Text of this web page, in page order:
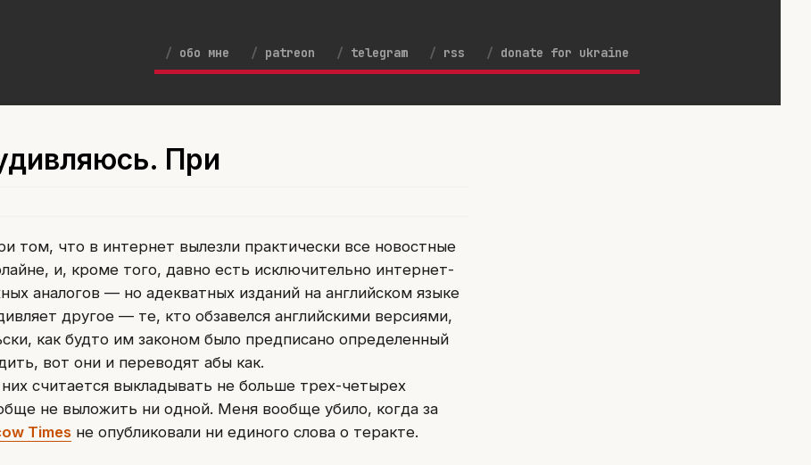
обо мне patreon telegram rss donate for ukraine
При
том, что в интернет вылезли практически все новостные
и, кроме того, давно есть исключительно интернет-
аналогов — но адекватных изданий на английском языке
другое — те, кто обзавелся английскими версиями,
как будто им законом было предписано определенный
вот они и переводят абы как.
считается выкладывать не больше трех-четырех
не выложить ни одной. Меня вообще убило, когда за
Timesне опубликовали ни единого слова о теракте.